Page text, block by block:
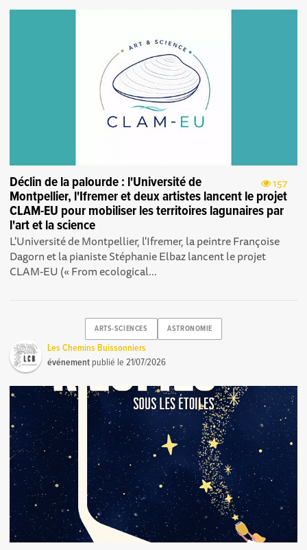
157
Déclin de la palourde : l'Université de
Montpellier, l'Ifremer et deux artistes lancent le projet
CLAM-EU pour mobiliser les territoires lagunaires par
l'art et la science
L'Université de Montpellier, l'Ifremer, la peintre Françoise
Dagorn et la pianiste Stéphanie Elbaz lancent le projet
CLAM-EU (« From ecological...
ARTS-SCIENCES ASTRONOMIE
Les Chemins Buissonniers
événement publié le21/07/2026